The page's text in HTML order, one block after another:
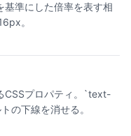
基準にした倍率を表す相
。
CSSプロパティ。`text-
の下線を消せる。